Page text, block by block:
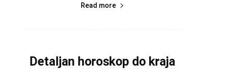
Read more
Detaljan horoskop do kraja